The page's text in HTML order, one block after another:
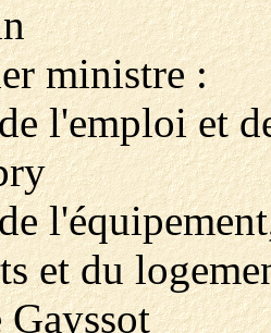
ministre :
l'emploi et
et du
Gayssot